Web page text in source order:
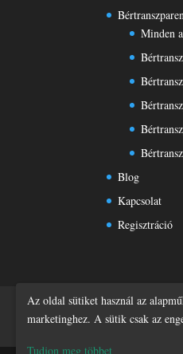
Minden
Blog
Kapcsolat
Regisztráció
Főoldal
Adatvédelmi
Az oldal sütiket használ az
marketinghez. A sütik csak az
Tudjon meg többet